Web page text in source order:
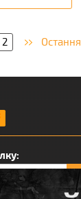
2 Остання